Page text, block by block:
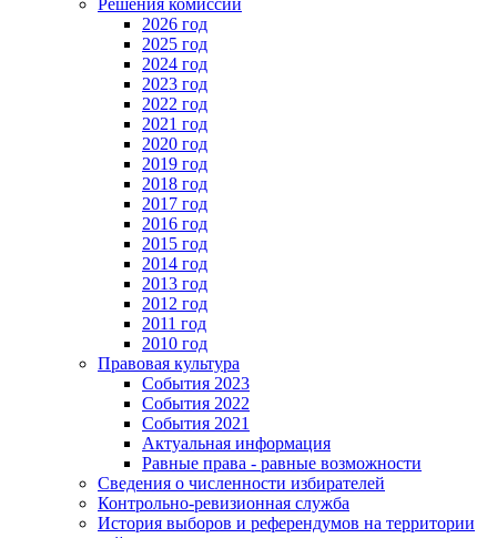
Решения комиссии
2026 год
2025 год
2024 год
2023 год
2022 год
2021 год
2020 год
2019 год
2018 год
2017 год
2016 год
2015 год
2014 год
2013 год
2012 год
2011 год
2010 год
Правовая культура
События 2023
События 2022
События 2021
Актуальная информация
Равные права - равные возможности
Сведения о численности избирателей
Контрольно-ревизионная служба
История выборов и референдумов на территории